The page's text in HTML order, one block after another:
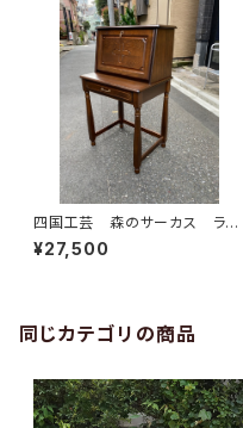
四国工芸 森のサーカス ライ
ティングビューロー
¥27,500
同じカテゴリの商品